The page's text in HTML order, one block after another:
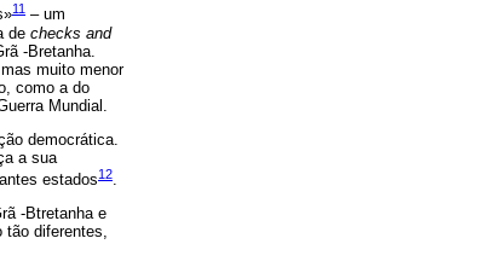
11 – um
de checks and
-Bretanha.
muito menor
como a do
Mundial.
democrática.
a sua
estados12.
-Btretanha e
tão diferentes,